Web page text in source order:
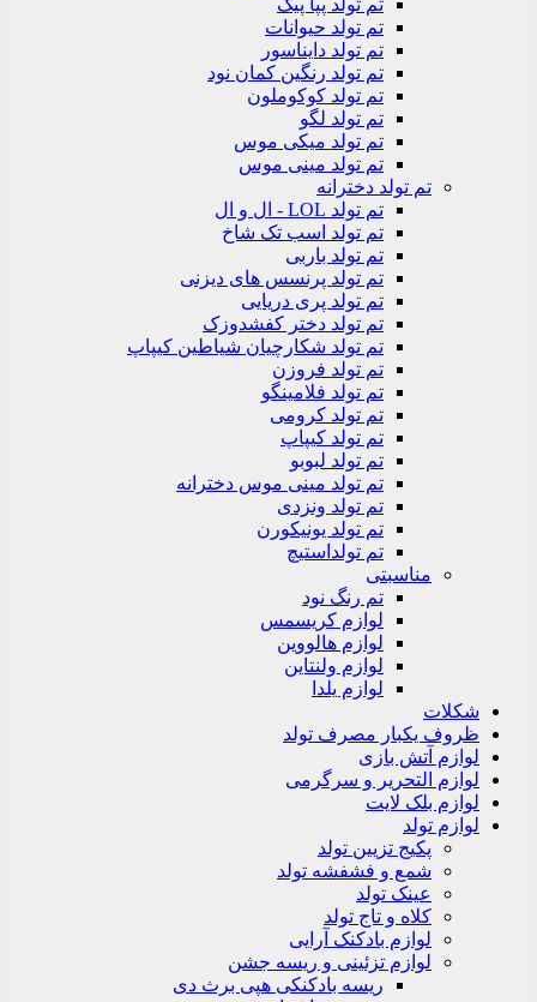
تم تولد حیوانات
تم تولد دایناسور
تم تولد رنگین کمان نود
تم تولد کوکوملون
تم تولد لگو
تم تولد میکی موس
تم تولد مینی موس
تم تولد دخترانه
تم تولد LOL - ال و ال
تم تولد اسب تک شاخ
تم تولد باربی
تم تولد پرنسس های دیزنی
تم تولد پری دریایی
تم تولد دختر کفشدوزک
تم تولد شکارچیان شیاطین کیپاپ
تم تولد فروزن
تم تولد فلامینگو
تم تولد کرومی
تم تولد کیپاپ
تم تولد لبوبو
تم تولد مینی موس دخترانه
تم تولد ونزدی
تم تولد یونیکورن
تم تولداستیچ
مناسبتی
تم رنگ نود
لوازم کریسمس
لوازم هالووین
لوازم ولنتاین
لوازم یلدا
شکلات
ظروف یکبار مصرف تولد
لوازم آتش بازی
لوازم التحریر و سرگرمی
لوازم بلک لایت
لوازم تولد
پکیج تزیین تولد
شمع و فشفشه تولد
عینک تولد
کلاه و تاج تولد
لوازم بادکنک آرایی
لوازم تزئینی و ریسه جشن
ریسه بادکنکی هپی برث دی